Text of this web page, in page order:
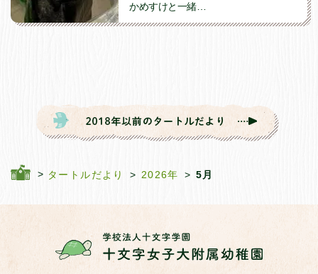
D.入園式
F.季節ごとの行事(春）
I.季節ごとの行事(冬）
2026年3月
2026年1月
2025年11月
2025年10月
かめすけと一緒…
タートルだより 2026年 5月